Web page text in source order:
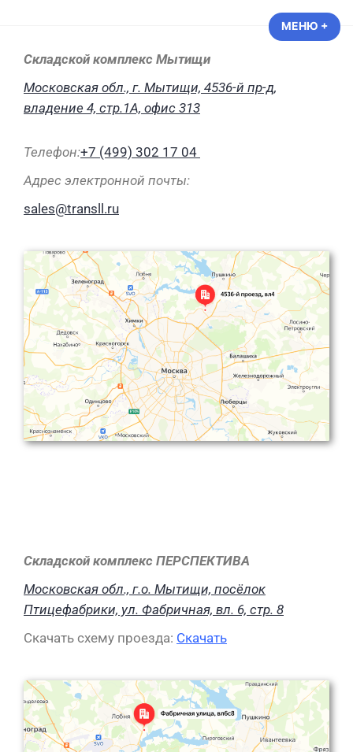
Логистические и транспортные
услуги
МЕНЮ +
Складской комплекс Мытищи
Московская обл., г. Мытищи, 4536-й пр-д,
владение 4, стр.1A, офис 313
Телефон:+7 (499) 302 17 04
Адрес электронной почты:
sales@transll.ru
Складской комплекс ПЕРСПЕКТИВА
Московская обл., г.о. Мытищи, посёлок
Птицефабрики, ул. Фабричная, вл. 6, стр. 8
Скачать схему проезда: Скачать